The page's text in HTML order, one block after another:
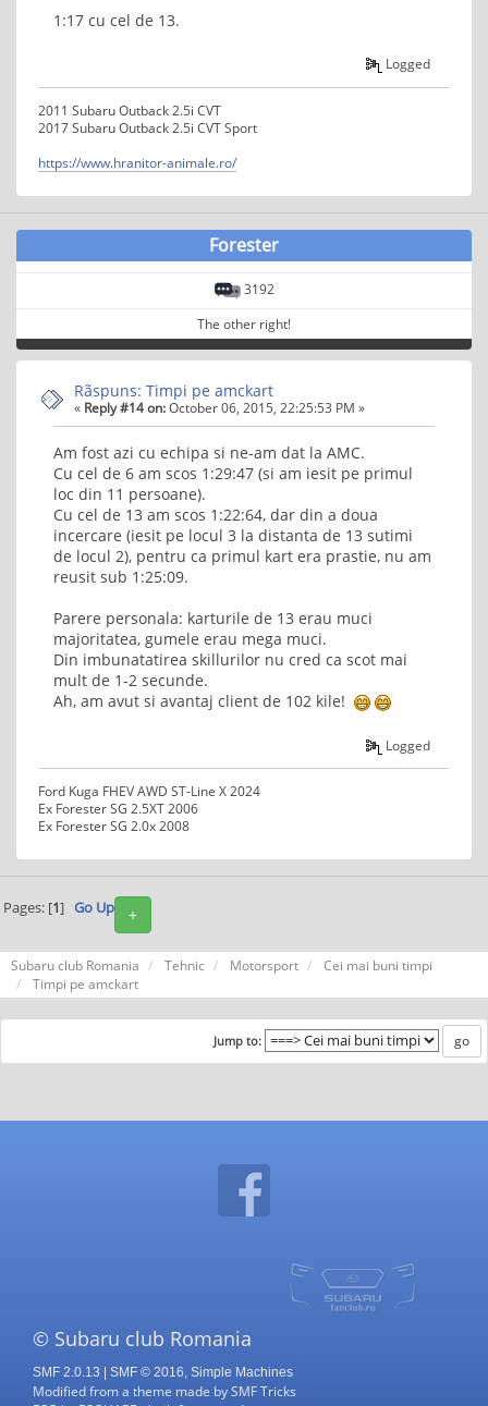
1:17 cu cel de 13.
Logged
2011 Subaru Outback 2.5i CVT
2017 Subaru Outback 2.5i CVT Sport
https://www.hranitor-animale.ro/
Forester
3192
The other right!
Rãspuns: Timpi pe amckart
« Reply #14 on:October 06, 2015, 22:25:53 PM »
Am fost azi cu echipa si ne-am dat la AMC.
Cu cel de 6 am scos 1:29:47 (si am iesit pe primul
loc din 11 persoane).
Cu cel de 13 am scos 1:22:64, dar din a doua
incercare (iesit pe locul 3 la distanta de 13 sutimi
de locul 2), pentru ca primul kart era prastie, nu am
reusit sub 1:25:09.
Parere personala: karturile de 13 erau muci
majoritatea, gumele erau mega muci.
Din imbunatatirea skillurilor nu cred ca scot mai
mult de 1-2 secunde.
Ah, am avut si avantaj client de 102 kile!
Logged
Ford Kuga FHEV AWD ST-Line X 2024
Ex Forester SG 2.5XT 2006
Ex Forester SG 2.0x 2008
+
Pages: [1] Go Up
Subaru club Romania Tehnic Motorsport
Cei mai buni timpi
Timpi pe amckart
Jump to:
© Subaru club Romania
SMF 2.0.13 SMF © 2016, Simple Machines
Modified from a theme made bySMF Tricks